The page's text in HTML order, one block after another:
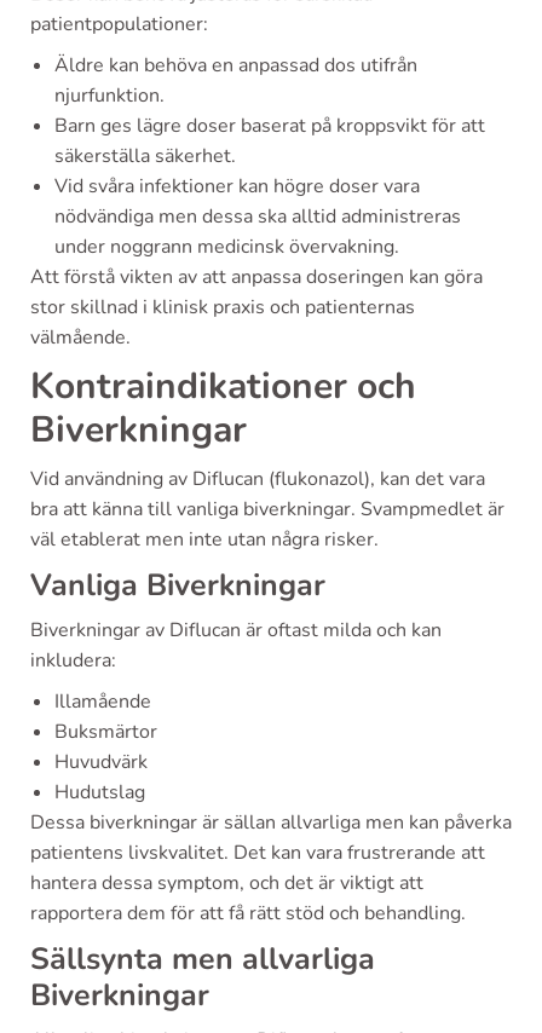
patientpopulationer:
Äldre kan behöva en anpassad dos utifrån
njurfunktion.
Barn ges lägre doser baserat på kroppsvikt för att
säkerställa säkerhet.
Vid svåra infektioner kan högre doser vara
nödvändiga men dessa ska alltid administreras
under noggrann medicinsk övervakning.
Att förstå vikten av att anpassa doseringen kan göra
stor skillnad i klinisk praxis och patienternas
välmående.
Kontraindikationer och
Biverkningar
Vid användning av Diflucan (flukonazol), kan det vara
bra att känna till vanliga biverkningar. Svampmedlet är
väl etablerat men inte utan några risker.
Vanliga Biverkningar
Biverkningar av Diflucan är oftast milda och kan
inkludera:
Illamående
Buksmärtor
Huvudvärk
Hudutslag
Dessa biverkningar är sällan allvarliga men kan påverka
patientens livskvalitet. Det kan vara frustrerande att
hantera dessa symptom, och det är viktigt att
rapportera dem för att få rätt stöd och behandling.
Sällsynta men allvarliga
Biverkningar